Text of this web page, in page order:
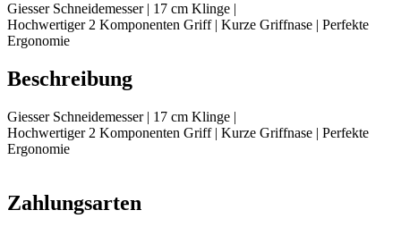
Giesser Schneidemesser | 17 cm Klinge |
Hochwertiger 2 Komponenten Griff | Kurze Griffnase | Perfekte
Ergonomie
Beschreibung
Giesser Schneidemesser | 17 cm Klinge |
Hochwertiger 2 Komponenten Griff | Kurze Griffnase | Perfekte
Ergonomie
Zahlungsarten